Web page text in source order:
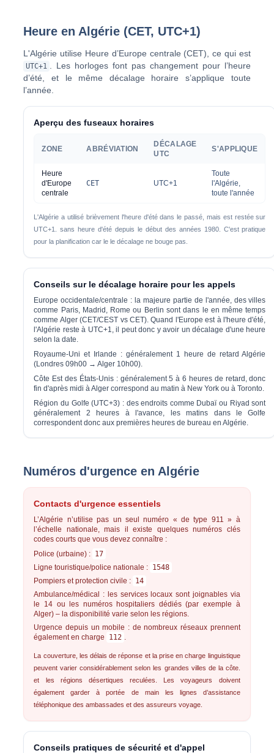
Heure en Algérie (CET, UTC+1)
L'Algérie utilise Heure d’Europe centrale (CET) , ce qui est
UTC+1 . Les horloges font paschangement pour l’heure
d’été, et le même décalage horaire s’applique toute
l’année.
Aperçu des fuseaux horaires
ZONE ABRÉVIATION
DÉCALAGE
UTC
S'APPLIQUE
Heure
d'Europe
centrale
CET UTC+1
Toute
l'Algérie,
toute l'année
L'Algérie a utilisé brièvement l'heure d'été dans le passé, mais est restée sur
UTC+1.sans heure d'été depuis le début des années 1980. C'est pratique
pour la planification car le le décalage ne bouge pas.
Conseils sur le décalage horaire pour les appels
Europe occidentale/centrale : la majeure partie de l'année, des villes
comme Paris, Madrid, Rome ou Berlin sont dans le en même temps
comme Alger (CET/CEST vs CET). Quand l'Europe est à l'heure d'été,
l'Algérie reste à UTC+1, il peut donc y avoir un décalage d'une heure
selon la date.
Royaume-Uni et Irlande : généralement 1 heure de retard Algérie
(Londres 09h00 → Alger 10h00).
Côte Est des États-Unis :généralement5 à 6 heures de retard , donc
fin d'après midi à Alger correspond au matin à New York ou à Toronto.
Région du Golfe (UTC+3) :des endroits comme Dubaï ou Riyad sont
généralement 2 heures à l'avance, les matins dans le Golfe
correspondent donc aux premières heures de bureau en Algérie.
Numéros d'urgence en Algérie
Contacts d'urgence essentiels
L’Algérie n’utilise pas un seul numéro « de type 911 » à
l’échelle nationale, mais il existe quelques numéros clés
codes courts que vous devez connaître :
Police (urbaine) : 17
Ligne touristique/police nationale : 1548
Pompiers et protection civile : 14
Ambulance/médical : les services locaux sont joignables via
le 14 ou les numéros hospitaliers dédiés (par exemple à
Alger) – la disponibilité varie selon les régions.
Urgence depuis un mobile : de nombreux réseaux prennent
également en charge
112 .
La couverture, les délais de réponse et la prise en charge linguistique
peuvent varier considérablement selon les grandes villes de la côte.
et les régions désertiques reculées. Les voyageurs doivent
également garder à portée de main les lignes d’assistance
téléphonique des ambassades et des assureurs voyage.
Conseils pratiques de sécurité et d'appel